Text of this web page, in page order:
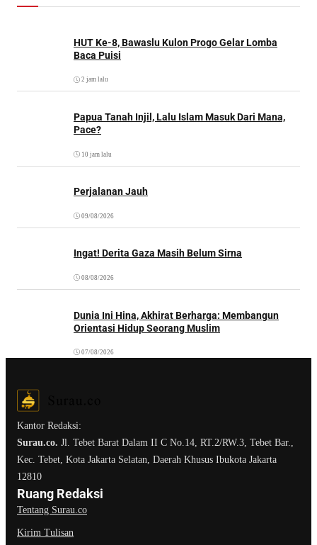
HUT Ke-8, Bawaslu Kulon Progo Gelar Lomba
Baca Puisi
2 jam lalu
Papua Tanah Injil, Lalu Islam Masuk Dari Mana,
Pace?
10 jam lalu
Perjalanan Jauh
09/08/2026
Ingat! Derita Gaza Masih Belum Sirna
08/08/2026
Dunia Ini Hina, Akhirat Berharga: Membangun
Orientasi Hidup Seorang Muslim
07/08/2026
Kantor Redaksi:
Surau.co. Jl. Tebet Barat Dalam II C No.14, RT.2/RW.3, Tebet Bar.,
Kec. Tebet, Kota Jakarta Selatan, Daerah Khusus Ibukota Jakarta
12810
Ruang Redaksi
Tentang Surau.co
Kirim Tulisan